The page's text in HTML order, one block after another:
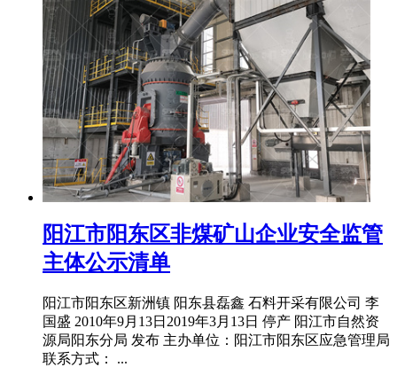
阳江市阳东区非煤矿山企业安全监管
主体公示清单
阳江市阳东区新洲镇 阳东县磊鑫 石料开采有限公司 李
国盛 2010年9月13日2019年3月13日 停产 阳江市自然资
源局阳东分局 发布 主办单位：阳江市阳东区应急管理局
联系方式： ...